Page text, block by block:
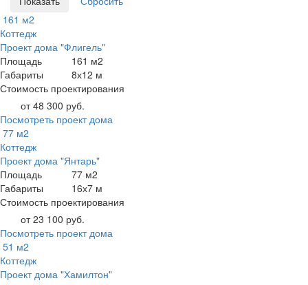
161 м2
Коттедж
Проект дома "Флигель"
Площадь
161 м2
Габариты
8х12 м
Стоимость проектирования
от 48 300 руб.
Посмотреть проект дома
77 м2
Коттедж
Проект дома "Янтарь"
Площадь
77 м2
Габариты
16х7 м
Стоимость проектирования
от 23 100 руб.
Посмотреть проект дома
51 м2
Коттедж
Проект дома "Хамилтон"